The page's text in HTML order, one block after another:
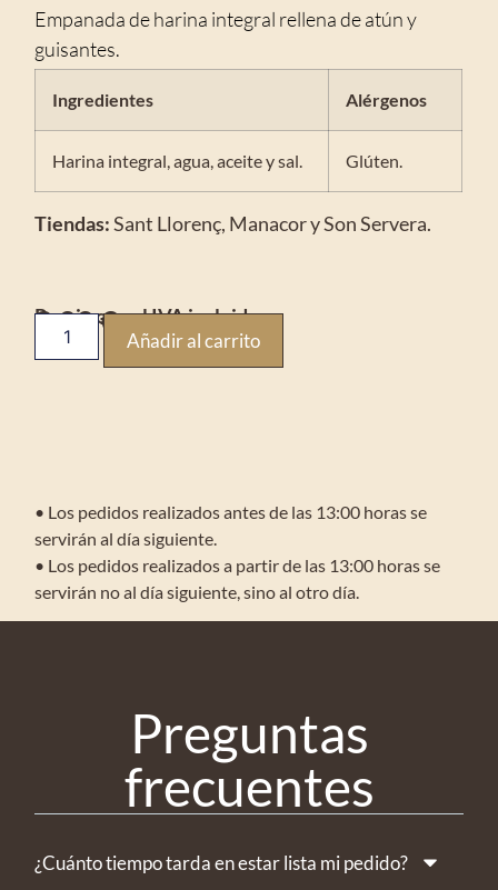
Empanada de harina integral rellena de atún y
guisantes.
Ingredientes Alérgenos
Harina integral, agua, aceite y sal. Glúten.
Tiendas:Sant Llorenç, Manacor y Son Servera.
Precio con el IVA incluido
3,00€
Añadir al carrito
• Los pedidos realizados antes de las 13:00 horas se
servirán al día siguiente.
• Los pedidos realizados a partir de las 13:00 horas se
servirán no al día siguiente, sino al otro día.
Preguntas
frecuentes
¿Cuánto tiempo tarda en estar lista mi pedido?